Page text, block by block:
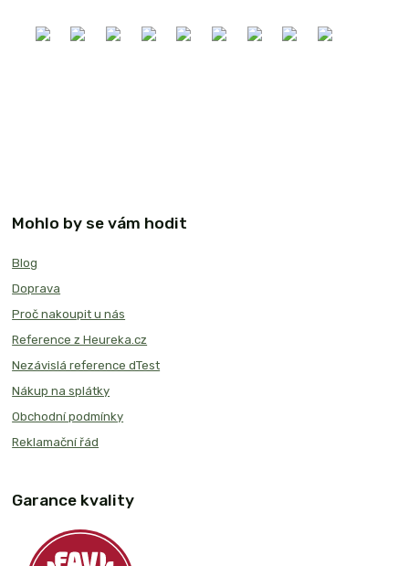
Mohlo by se vám hodit
Blog
Doprava
Proč nakoupit u nás
Reference z Heureka.cz
Nezávislá reference dTest
Nákup na splátky
Obchodní podmínky
Reklamační řád
Garance kvality